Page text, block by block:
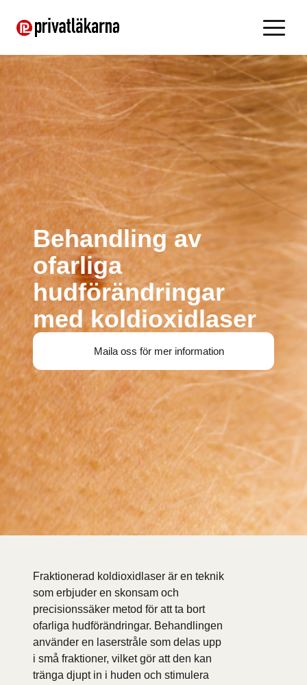
Behandling av
ofarliga
hudförändringar
med koldioxidlaser
Maila oss för mer information
Fraktionerad koldioxidlaser är en teknik
som erbjuder en skonsam och
precisionssäker metod för att ta bort
ofarliga hudförändringar. Behandlingen
använder en laserstråle som delas upp
i små fraktioner, vilket gör att den kan
tränga djupt in i huden och stimulera